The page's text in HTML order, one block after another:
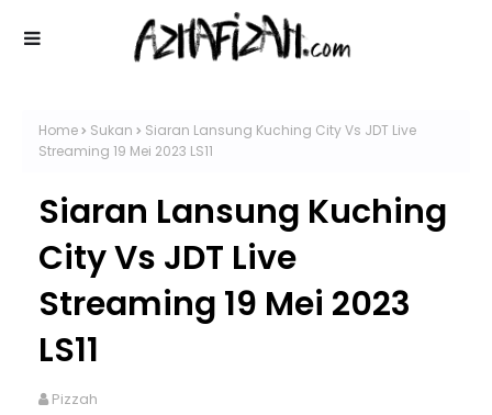
Home Sukan
Siaran Lansung Kuching City Vs JDT Live
Streaming 19 Mei 2023 LS11
Siaran Lansung Kuching
City Vs JDT Live
Streaming 19 Mei 2023
LS11
Pizzah